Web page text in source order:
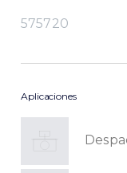
575720
Aplicaciones